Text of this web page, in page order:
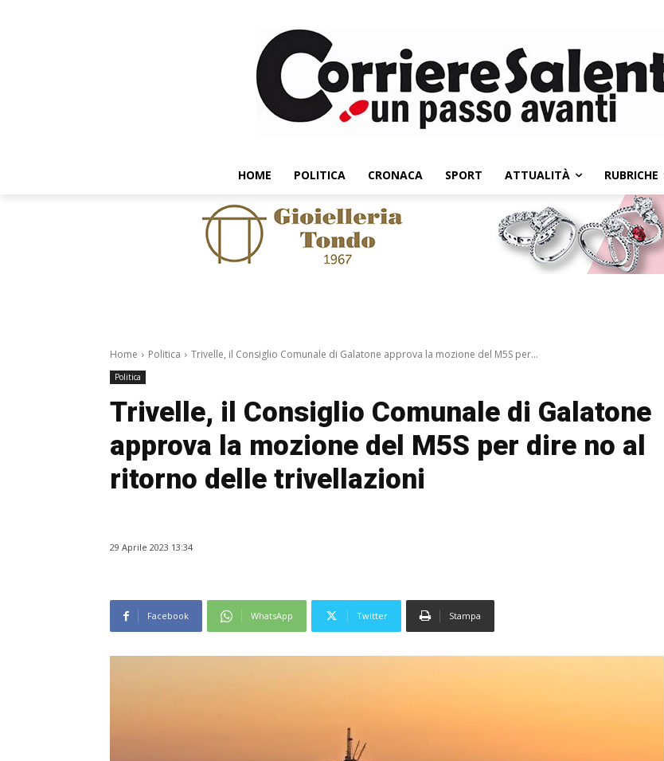
HOME POLITICA CRONACA SPORT ATTUALITÀ RUBRICHE
Home Politica Trivelle, il Consiglio Comunale di Galatone approva la mozione del M5S per...
Politica
Trivelle, il Consiglio Comunale di Galatone
approva la mozione del M5S per dire no al
ritorno delle trivellazioni
29 Aprile 2023 13:34
Facebook WhatsApp Twitter Stampa